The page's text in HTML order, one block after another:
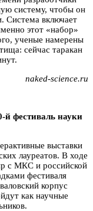
систему, чтобы он
Система включает
этот «набор»
ученые намерены
сейчас таракан
naked-science.ru
й фестиваль науки
выставки
лауреатов. В ходе
с МКС и российской
фестиваля
корпус
как научные